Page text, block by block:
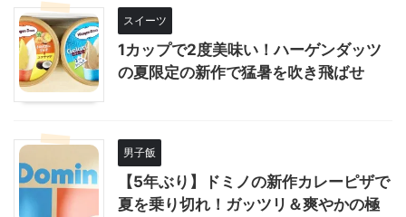
スイーツ
1カップで2度美味い！ハーゲンダッツ
の夏限定の新作で猛暑を吹き飛ばせ
男子飯
【5年ぶり】ドミノの新作カレーピザで
夏を乗り切れ！ガッツリ＆爽やかの極